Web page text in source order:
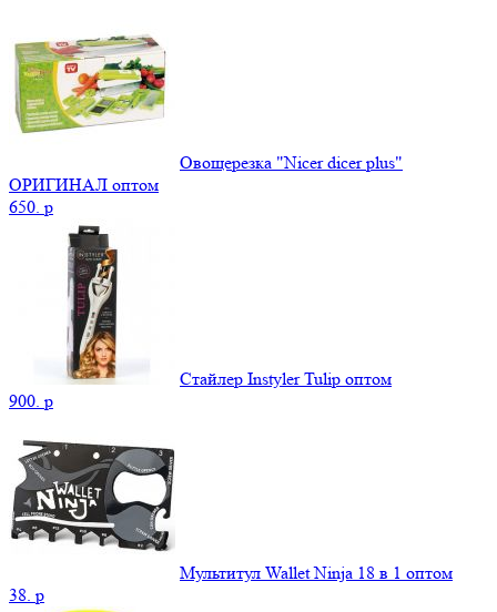
Овощерезка "Nicer dicer plus"
ОРИГИНАЛ оптом
650. p
Стайлер Instyler Tulip оптом
900. p
Мультитул Wallet Ninja 18 в 1 оптом
38. p